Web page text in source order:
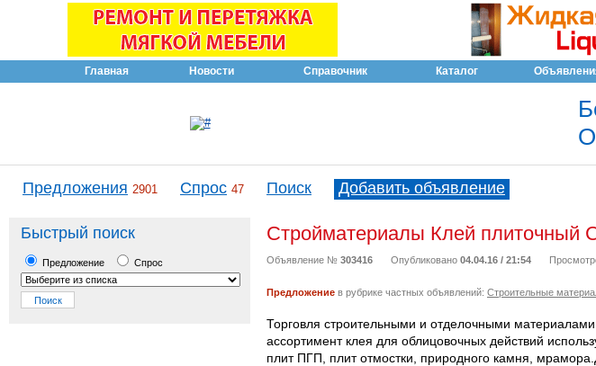
Главная Новости Справочник Каталог
Предложения 2901 Спрос 47 Поиск Добавить объявление
Быстрый поиск
Предложение Спрос
Стройматериалы Клей плиточный
Объявление № 303416 Опубликовано 04.04.16 / 21:54
Предложение в рубрике частных объявлений: Строительные
Торговля строительными и отделочными
ассортимент клея для облицовочных действий
плит ПГП, плит отмостки, природного камня,